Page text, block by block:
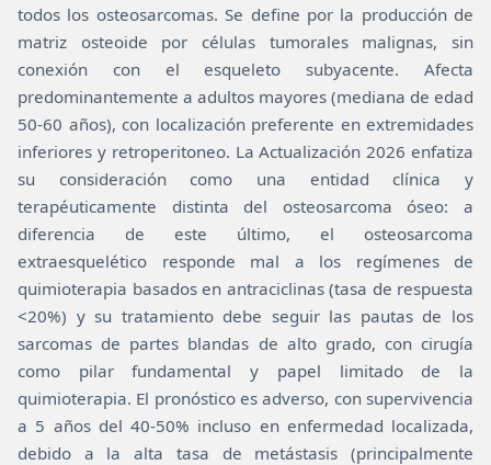
todos los osteosarcomas. Se define por la producción de
matriz osteoide por células tumorales malignas, sin
conexión con el esqueleto subyacente. Afecta
predominantemente a adultos mayores (mediana de edad
50-60 años), con localización preferente en extremidades
inferiores y retroperitoneo. La Actualización 2026 enfatiza
su consideración como una entidad clínica y
terapéuticamente distinta del osteosarcoma óseo: a
diferencia de este último, el osteosarcoma
extraesquelético responde mal a los regímenes de
quimioterapia basados en antraciclinas (tasa de respuesta
<20%) y su tratamiento debe seguir las pautas de los
sarcomas de partes blandas de alto grado, con cirugía
como pilar fundamental y papel limitado de la
quimioterapia. El pronóstico es adverso, con supervivencia
a 5 años del 40-50% incluso en enfermedad localizada,
debido a la alta tasa de metástasis (principalmente